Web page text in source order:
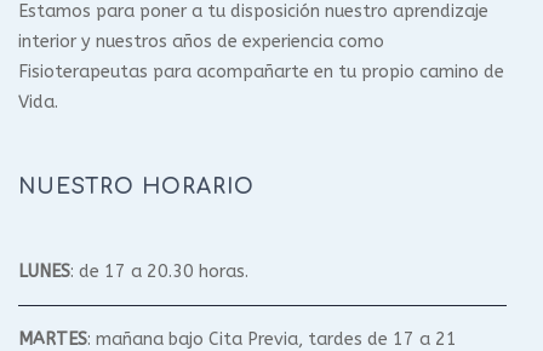
Estamos para poner a tu disposición nuestro aprendizaje
interior y nuestros años de experiencia como
Fisioterapeutas para acompañarte en tu propio camino de
Vida.
NUESTRO HORARIO
LUNES: de 17 a 20.30 horas.
MARTES: mañana bajo Cita Previa, tardes de 17 a 21